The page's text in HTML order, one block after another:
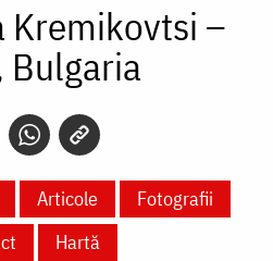
Kremikovtsi –
Bulgaria
Articole
Fotografii
Hartă